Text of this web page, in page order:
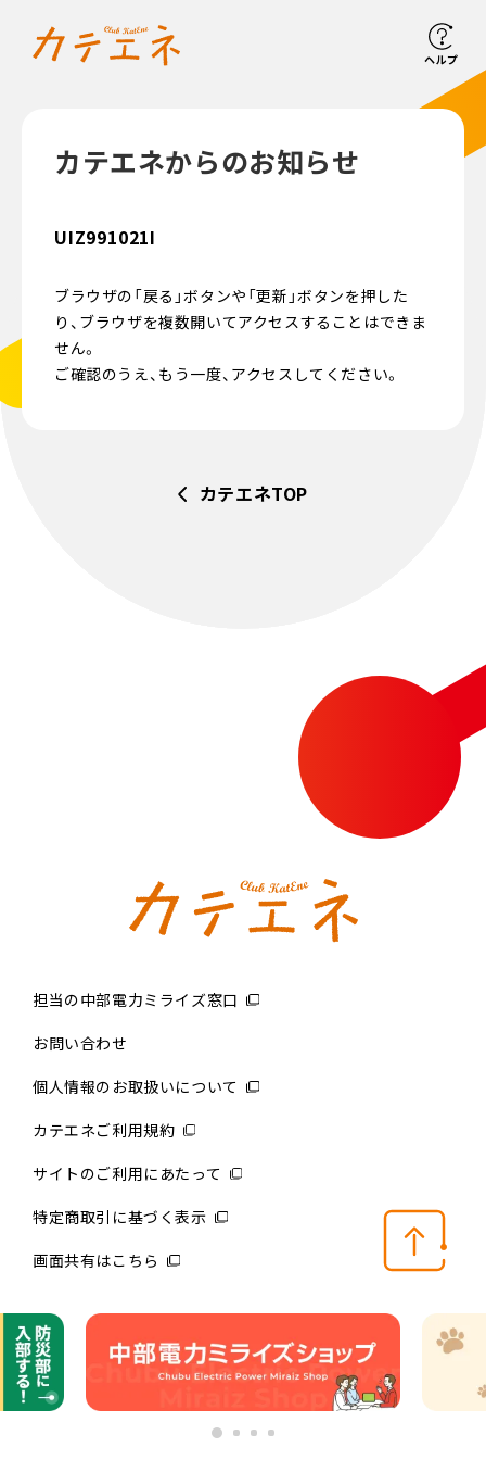
ヘルプ
カテエネからのお知らせ
UIZ991021I
ブラウザの「戻る」ボタンや「更新」ボタンを押した
り、ブラウザを複数開いてアクセスすることはできま
せん。
ご確認のうえ、もう一度、アクセスしてください。
カテエネTOP
担当の中部電力ミライズ窓口
お問い合わせ
個人情報のお取扱いについて
カテエネご利用規約
サイトのご利用にあたって
特定商取引に基づく表示
画面共有はこちら